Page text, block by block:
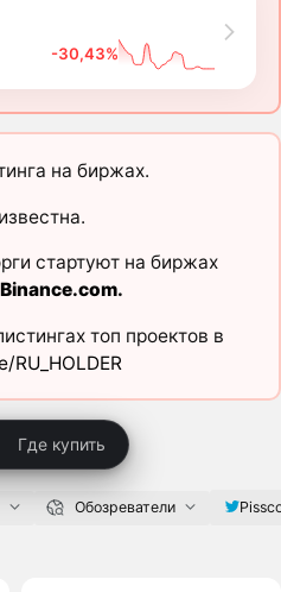
-30,43%
на биржах.
стартуют на биржах
Binance.com.
топ проектов в
RU_HOLDER
Где купить
Обозреватели